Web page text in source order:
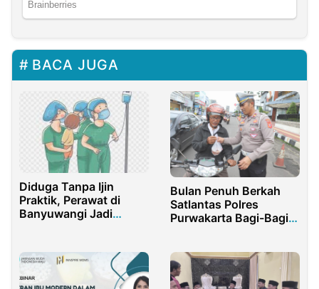
BACA JUGA
Diduga Tanpa Ijin
Praktik, Perawat di
Banyuwangi Jadi
Bulan Penuh Berkah
Satlantas Polres
Purwakarta Bagi-Bagi